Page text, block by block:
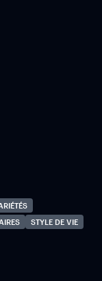
STYLE DE VIE